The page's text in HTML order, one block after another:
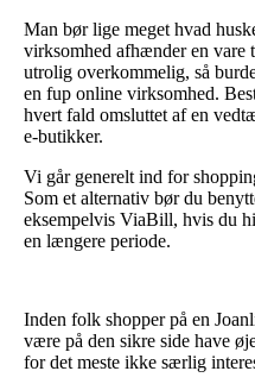
Man bør lige meget hvad
virksomhed afhænder en vare
utrolig overkommelig, så
en fup online virksomhed.
hvert fald omsluttet af en
e-butikker.
Vi går generelt ind for
Som et alternativ bør du
eksempelvis ViaBill, hvis du
en længere periode.
Inden folk shopper på en
være på den sikre side have
for det meste ikke særlig